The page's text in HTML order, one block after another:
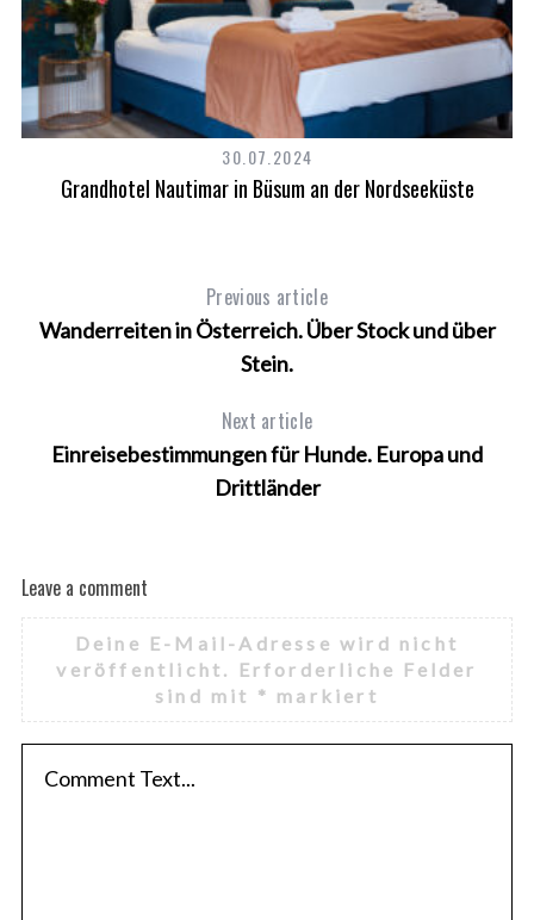
30.07.2024
Grandhotel Nautimar in Büsum an der Nordseeküste
Previous article
Wanderreiten in Österreich. Über Stock und über
Stein.
Next article
Einreisebestimmungen für Hunde. Europa und
Drittländer
Leave a comment
Deine E-Mail-Adresse wird nicht
veröffentlicht.
Erforderliche Felder
sind mit * markiert